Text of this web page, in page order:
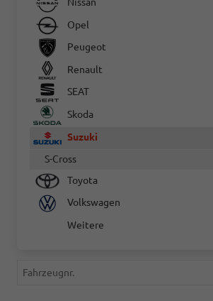
Opel
Peugeot
Renault
SEAT
Skoda
Suzuki
S-Cross
Toyota
Volkswagen
Weitere
Fahrzeugnr.